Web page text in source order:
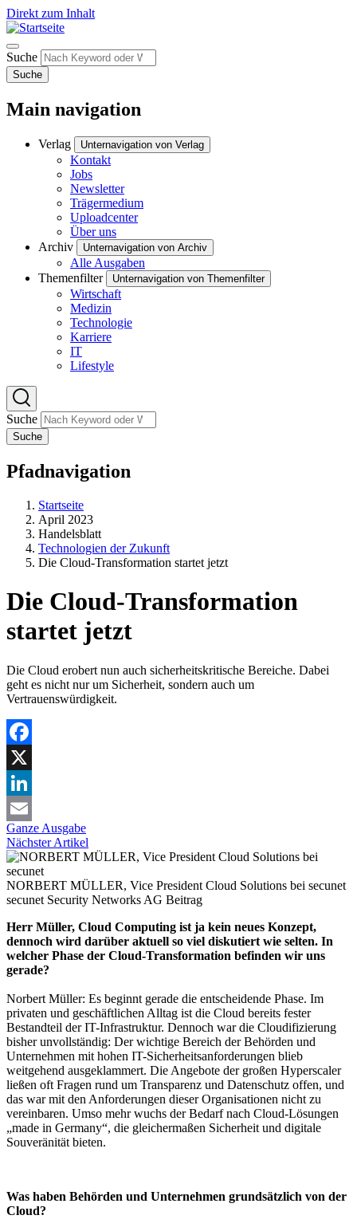
Direkt zum Inhalt
Suche
Suche
Main navigation
Verlag Unternavigation von Verlag
Kontakt
Jobs
Newsletter
Trägermedium
Uploadcenter
Über uns
Archiv
Unternavigation von Archiv
Alle Ausgaben
Themenfilter
Unternavigation von Themenfilter
Wirtschaft
Medizin
Technologie
Karriere
IT
Lifestyle
Suche
Suche
Pfadnavigation
Startseite
April 2023
Handelsblatt
Technologien der Zukunft
Die Cloud-Transformation startet jetzt
Die Cloud-Transformation
startet jetzt
Die Cloud erobert nun auch sicherheitskritische Bereiche. Dabei
geht es nicht nur um Sicherheit, sondern auch um
Vertrauenswürdigkeit.
Facebook
X
LinkedIn
Email
Ganze Ausgabe
Nächster Artikel
NORBERT MÜLLER, Vice President Cloud Solutions bei secunet
secunet Security Networks AG Beitrag
Herr Müller, Cloud Computing ist ja kein neues Konzept,
dennoch wird darüber aktuell so viel diskutiert wie selten. In
welcher Phase der Cloud-Transformation befinden wir uns
gerade?
Norbert Müller: Es beginnt gerade die entscheidende Phase. Im
privaten und geschäftlichen Alltag ist die Cloud bereits fester
Bestandteil der IT-Infrastruktur. Dennoch war die Cloudifizierung
bisher unvollständig: Der wichtige Bereich der Behörden und
Unternehmen mit hohen IT-Sicherheitsanforderungen blieb
weitgehend ausgeklammert. Die Angebote der großen Hyperscaler
ließen oft Fragen rund um Transparenz und Datenschutz offen, und
das war mit den Anforderungen dieser Organisationen nicht zu
vereinbaren. Umso mehr wuchs der Bedarf nach Cloud-Lösungen
„made in Germany“, die gleichermaßen Sicherheit und digitale
Souveränität bieten.
Was haben Behörden und Unternehmen grundsätzlich von der
Cloud?